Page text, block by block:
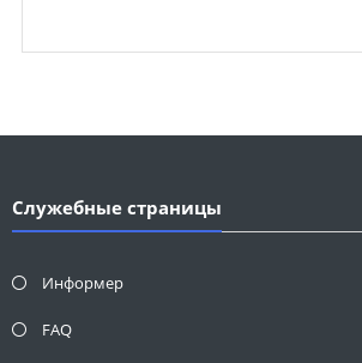
Служебные страницы
Информер
FAQ